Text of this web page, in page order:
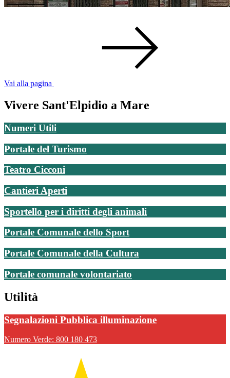
Vai alla pagina
Vivere Sant'Elpidio a Mare
Numeri Utili
Portale del Turismo
Teatro Cicconi
Cantieri Aperti
Sportello per i diritti degli animali
Portale Comunale dello Sport
Portale Comunale della Cultura
Portale comunale volontariato
Utilità
Segnalazioni Pubblica illuminazione
Numero Verde: 800 180 473